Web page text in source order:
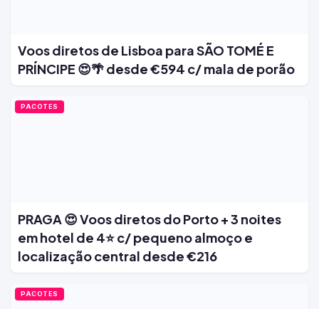
Voos diretos de Lisboa para SÃO TOMÉ E
PRÍNCIPE 😍🌴 desde €594 c/ mala de porão
PACOTES
PRAGA 😍 Voos diretos do Porto + 3 noites
em hotel de 4⭐ c/ pequeno almoço e
localização central desde €216
PACOTES